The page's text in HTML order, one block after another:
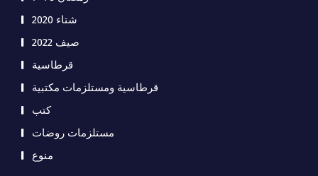
شتاء 2020
صيف 2022
قرطاسية
قرطاسية ومستلزمات مكتبية
كتب
مستلزمات روضات
منوع